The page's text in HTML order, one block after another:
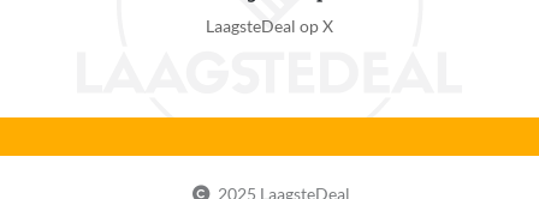
LaagsteDeal op X
2025 LaagsteDeal